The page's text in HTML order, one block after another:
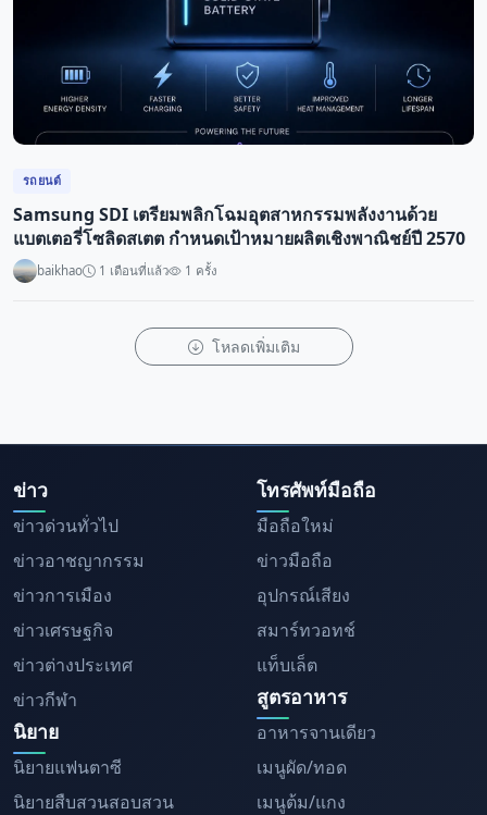
รถยนต์
Samsung SDI เตรียมพลิกโฉมอุตสาหกรรมพลังงานด้วย
แบตเตอรี่โซลิดสเตต กำหนดเป้าหมายผลิตเชิงพาณิชย์ปี 2570
baikhao 1 เดือนที่แล้ว 1 ครั้ง
โหลดเพิ่มเติม
ข่าว
ข่าวด่วนทั่วไป
ข่าวอาชญากรรม
ข่าวการเมือง
ข่าวเศรษฐกิจ
ข่าวต่างประเทศ
ข่าวกีฬา
นิยาย
นิยายแฟนตาซี
นิยายสืบสวนสอบสวน
โทรศัพท์มือถือ
มือถือใหม่
ข่าวมือถือ
อุปกรณ์เสียง
สมาร์ทวอทช์
แท็บเล็ต
สูตรอาหาร
อาหารจานเดียว
เมนูผัด/ทอด
เมนูต้ม/แกง